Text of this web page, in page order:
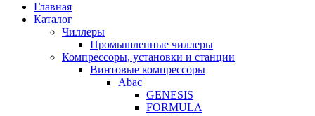
Главная
Каталог
Чиллеры
Промышленные чиллеры
Компрессоры, установки и станции
Винтовые компрессоры
Abac
GENESIS
FORMULA